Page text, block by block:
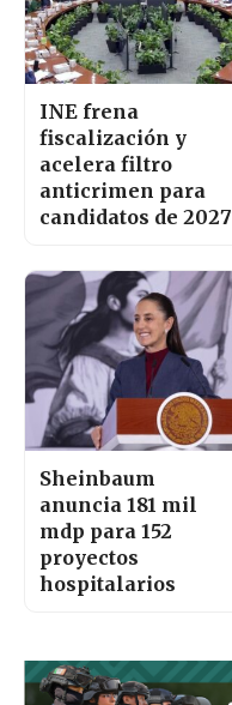
INE frena
fiscalización y
acelera filtro
anticrimen para
candidatos de 2027
Sheinbaum
anuncia 181 mil
mdp para 152
proyectos
hospitalarios